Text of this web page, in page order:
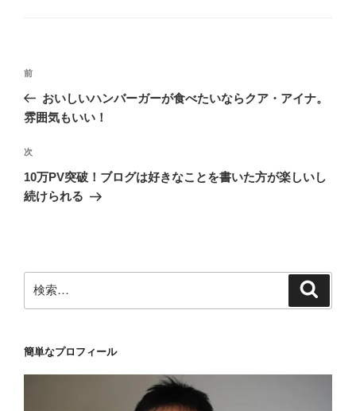
投
ナ
ゲ
ー
シ
前
の
投
前
おいしいハンバーガーが食べたいならクア・アイナ。
雰囲気もいい！
次
の
投
次
10万PV突破！ブログは好きなことを書いた方が楽しいし
続けられる
索:
簡単なプロフィール